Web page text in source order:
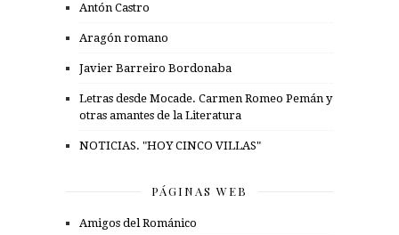
Antón Castro
Aragón romano
Javier Barreiro Bordonaba
Letras desde Mocade. Carmen Romeo Pemán y
otras amantes de la Literatura
NOTICIAS. "HOY CINCO VILLAS"
PÁGINAS WEB
Amigos del Románico